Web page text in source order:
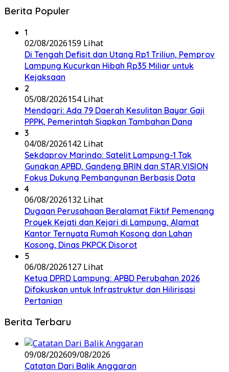
Berita Populer
1
02/08/2026159 Lihat
Di Tengah Defisit dan Utang Rp1 Triliun, Pemprov
Lampung Kucurkan Hibah Rp35 Miliar untuk
Kejaksaan
2
05/08/2026154 Lihat
Mendagri: Ada 79 Daerah Kesulitan Bayar Gaji
PPPK, Pemerintah Siapkan Tambahan Dana
3
04/08/2026142 Lihat
Sekdaprov Marindo: Satelit Lampung-1 Tak
Gunakan APBD, Gandeng BRIN dan STAR.VISION
Fokus Dukung Pembangunan Berbasis Data
4
06/08/2026132 Lihat
Dugaan Perusahaan Beralamat Fiktif Pemenang
Proyek Kejati dan Kejari di Lampung, Alamat
Kantor Ternyata Rumah Kosong dan Lahan
Kosong, Dinas PKPCK Disorot
5
06/08/2026127 Lihat
Ketua DPRD Lampung: APBD Perubahan 2026
Difokuskan untuk Infrastruktur dan Hilirisasi
Pertanian
Berita Terbaru
09/08/202609/08/2026
Catatan Dari Balik Anggaran